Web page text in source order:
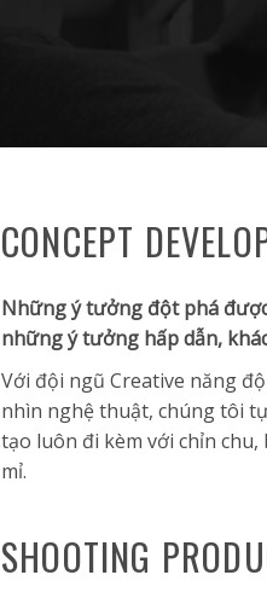
CONCEPT
Những ý tưởng đột phá
những ý tưởng hấp dẫn,
Với đội ngũ Creative năng
nhìn nghệ thuật, chúng tôi
tạo luôn đi kèm với chỉn
mỉ.
SHOOTING